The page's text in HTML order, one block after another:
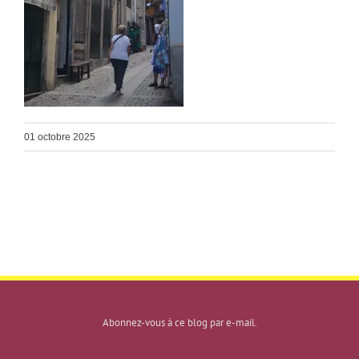
01 octobre 2025
Abonnez-vous à ce blog par e-mail.